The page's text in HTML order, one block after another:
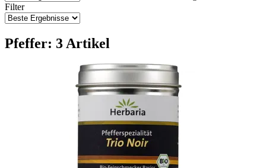
Filter
Pfeffer: 3 Artikel